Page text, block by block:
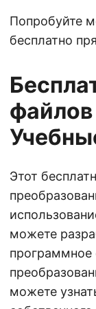
Попробуйте
бесплатно
файлов
Этот
можете
программное
можете